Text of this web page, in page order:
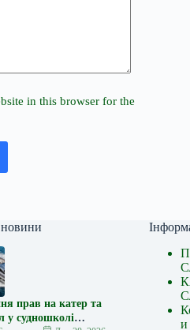
in this browser for the
прав на катер та
у судношколі
и